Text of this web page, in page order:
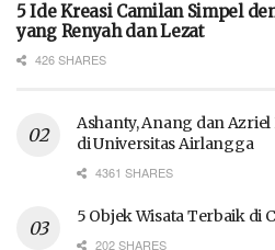
5 Ide Kreasi Camilan Simpel
yang Renyah dan Lezat
426 SHARES
Ashanty, Anang dan
di Universitas Airlangga
4361 SHARES
5 Objek Wisata Terbaik di
202 SHARES